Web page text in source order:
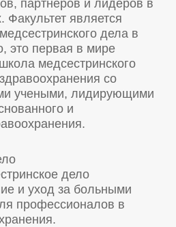
партнеров и лидеров в
Факультет является
дела в
это первая в мире
медсестринского
со
учеными, лидирующими
и
дело
и уход за больными
профессионалов в